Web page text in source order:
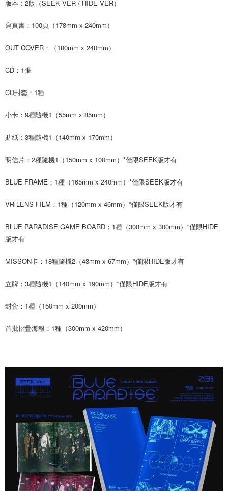
版本：2版（SEEK VER / HIDE VER）
寫真書：100頁（178mm x 240mm）
OUT COVER：（180mm x 240mm）
CD：1張
CD封套：1種
小卡：9種隨機1（55mm x 85mm）
貼紙：3種隨機1（140mm x 170mm）
明信片：2種隨機1（150mm x 100mm）*僅限SEEK版才有
BLUE FRAME：1種（165mm x 240mm）*僅限SEEK版才有
VR LENS FILM：1種（120mm x 46mm）*僅限SEEK版才有
BLUE PARADISE GAME BOARD：1種（300mm x 300mm）*僅限HIDE
版才有
MISSON卡：18種隨機2（43mm x 67mm）*僅限HIDE版才有
立牌：3種隨機1（140mm x 190mm）*僅限HIDE版才有
封套：1種（150mm x 200mm）
首批摺疊海報：1種（300mm x 420mm）